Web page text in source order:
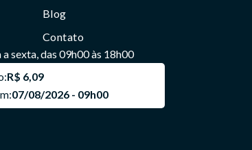
Blog
Contato
sexta, das 09h00 às 18h00
R$ 6,09
07/08/2026 - 09h00